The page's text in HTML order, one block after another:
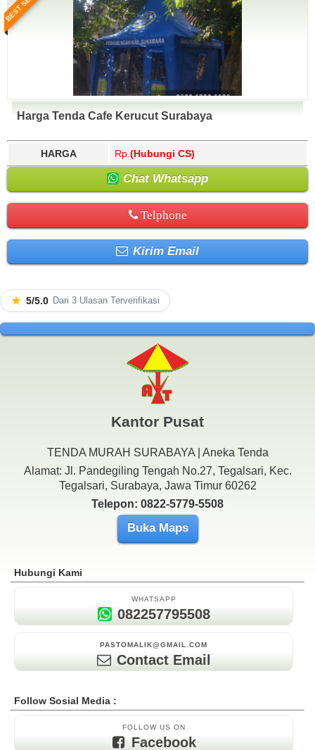
Harga Tenda Cafe Kerucut Surabaya
HARGA Rp. (Hubungi CS)
Chat Whatsapp
Telphone
Kirim Email
★ 5/5.0 Dari 3 Ulasan Terverifikasi
Kantor Pusat
TENDA MURAH SURABAYA | Aneka Tenda
Alamat: Jl. Pandegiling Tengah No.27, Tegalsari, Kec.
Tegalsari, Surabaya, Jawa Timur 60262
Telepon: 0822-5779-5508
Buka Maps
Hubungi Kami
WHATSAPP
082257795508
PASTOMALIK@GMAIL.COM
Contact Email
Follow Sosial Media :
FOLLOW US ON
Facebook